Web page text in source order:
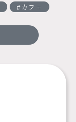
カフェ